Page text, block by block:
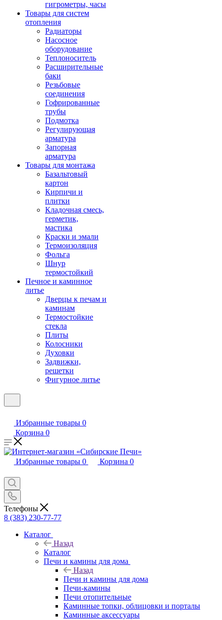
гигрометры, часы
Товары для систем
отопления
Радиаторы
Насосное
оборудование
Теплоноситель
Расширительные
баки
Резьбовые
соединения
Гофрированные
трубы
Подмотка
Регулирующая
арматура
Запорная
арматура
Товары для монтажа
Базальтовый
картон
Кирпичи и
плитки
Кладочная смесь,
герметик,
мастика
Краски и эмали
Термоизоляция
Фольга
Шнур
термостойкий
Печное и каминное
литье
Дверцы к печам и
каминам
Термостойкие
стекла
Плиты
Колосники
Духовки
Задвижки,
решетки
Фигурное литье
Избранные товары 0
Корзина 0
Избранные товары 0 Корзина 0
Телефоны
8 (383) 230-77-77
Каталог
Назад
Каталог
Печи и камины для дома
Назад
Печи и камины для дома
Печи-камины
Печи отопительные
Каминные топки, облицовки и порталы
Каминные аксессуары